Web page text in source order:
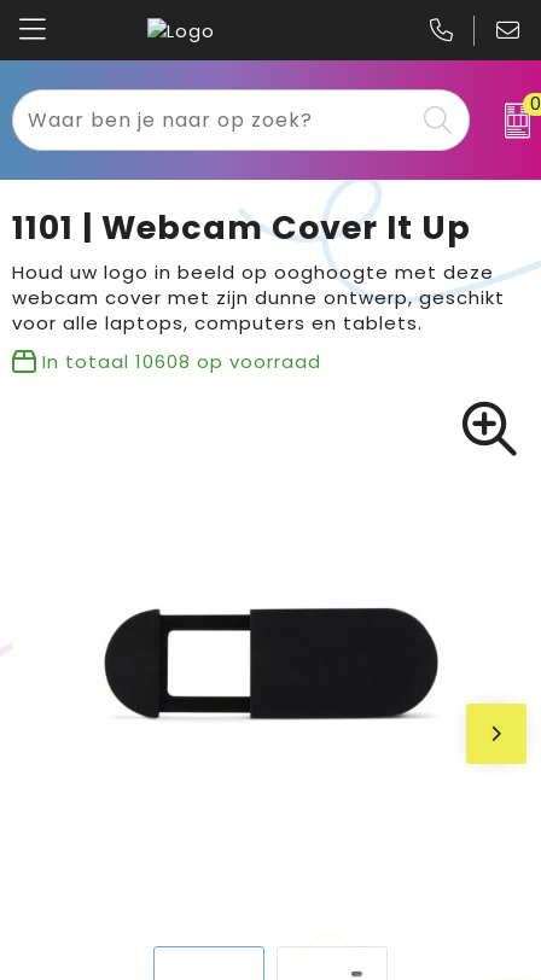
0
Textiel
Sport
Tassen
Brievenbuspakketten
Kariban
Gildan
Clique
1101 | Webcam Cover It Up
Houd uw logo in beeld op ooghoogte met deze
webcam cover met zijn dunne ontwerp, geschikt
voor alle laptops, computers en tablets.
In totaal 10608 op voorraad